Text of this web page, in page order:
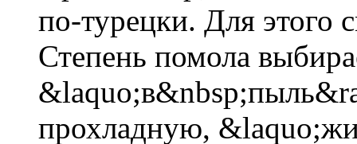
по-турецки. Для этого
Степень помола
прохладную,